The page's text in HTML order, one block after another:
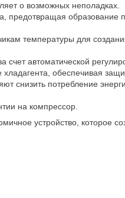
о возможных неполадках.
предотвращая образование
температуры для
автоматической
обеспечивая
снизить потребление
на компрессор.
устройство, которое